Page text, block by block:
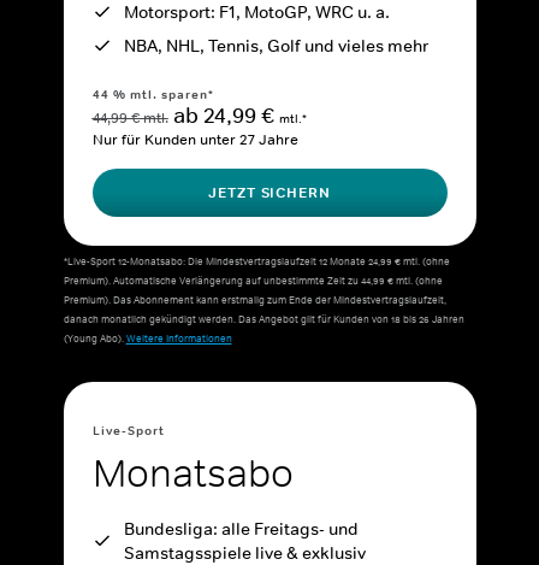
Motorsport: F1, MotoGP, WRC u. a.
NBA, NHL, Tennis, Golf und vieles mehr
44 % mtl. sparen*
44,99 € mtl. ab 24,99 € mtl.*
Nur für Kunden unter 27 Jahre
JETZT SICHERN
*Live-Sport 12-Monatsabo: Die Mindestvertragslaufzeit 12 Monate 24,99 € mtl. (ohne
Premium). Automatische Verlängerung auf unbestimmte Zeit zu 44,99 € mtl. (ohne
Premium). Das Abonnement kann erstmalig zum Ende der Mindestvertragslaufzeit,
danach monatlich gekündigt werden. Das Angebot gilt für Kunden von 18 bis 26 Jahren
(Young Abo).Weitere Informationen
Live-Sport
Monatsabo
Bundesliga: alle Freitags- und
Samstagsspiele live & exklusiv